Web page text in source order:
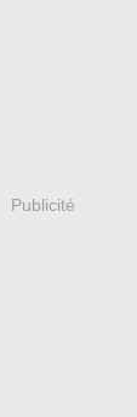
Publicité